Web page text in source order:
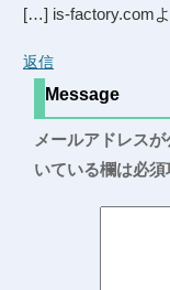
[…] is-factory.com
返信
Message
メールアドレス
いている欄は必